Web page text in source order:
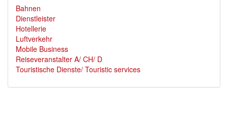
Bahnen
Dienstleister
Hotellerie
Luftverkehr
Mobile Business
Reiseveranstalter A/ CH/ D
Touristische Dienste/ Touristic services